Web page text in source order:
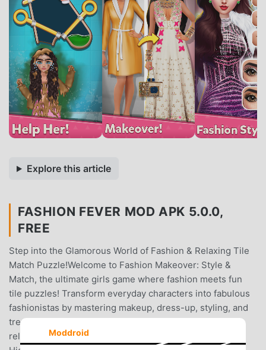
Explore this article
FASHION FEVER MOD APK 5.0.0,
FREE
Step into the Glamorous World of Fashion & Relaxing Tile
Match Puzzle!Welcome to Fashion Makeover: Style &
Match, the ultimate girls game where fashion meets fun
tile puzzles! Transform everyday characters into fabulous
fashionistas by mastering makeup, dress-up, styling, and
trendy ASMR makeover activities – all while solving
relaxing and addictive tile match puzzles!✨ Game
Moddroid